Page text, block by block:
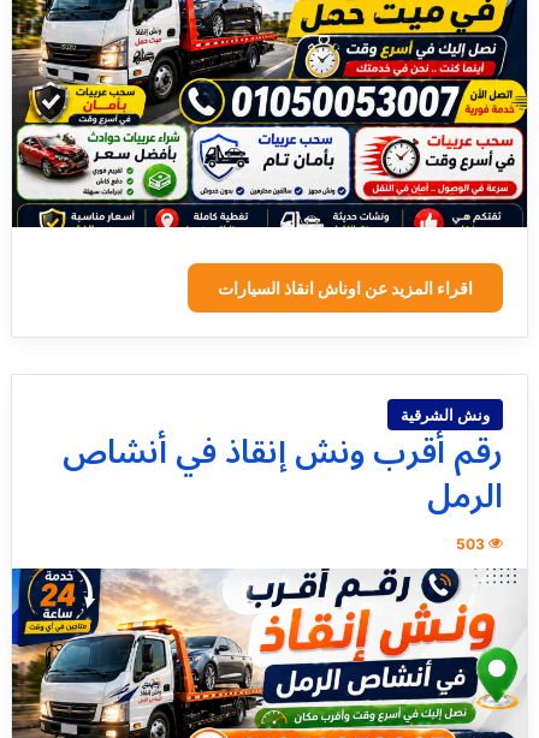
اقراء المزيد عن اوناش انقاذ السيارات
ونش الشرقية
رقم أقرب ونش إنقاذ في أنشاص
الرمل
503